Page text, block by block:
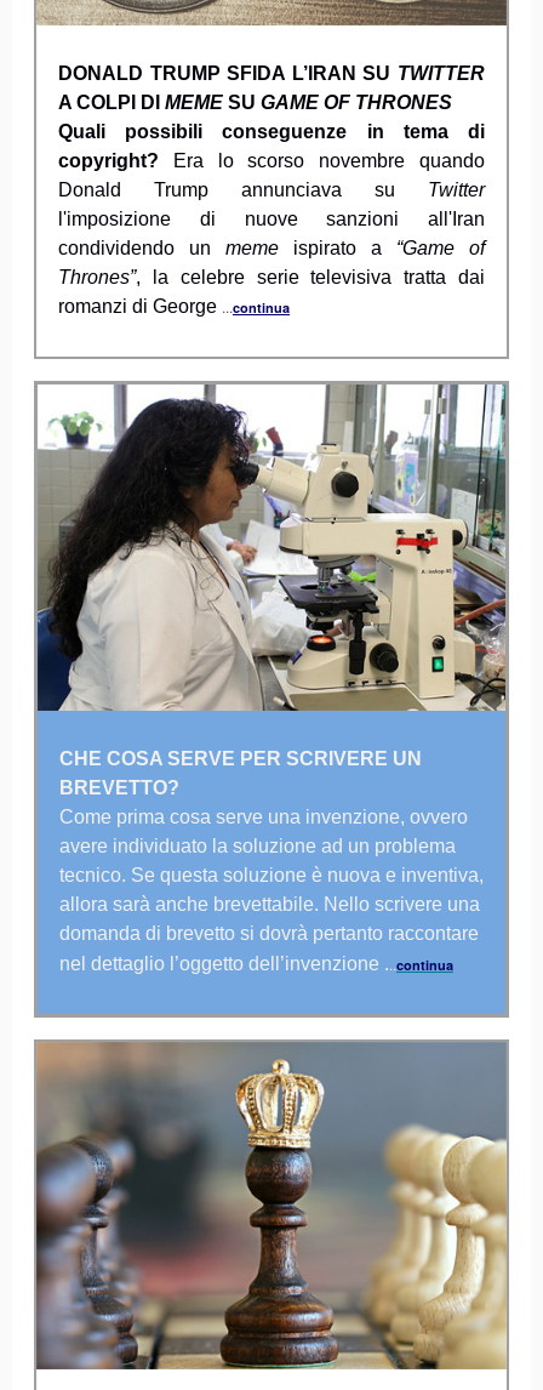
DONALD TRUMP SFIDA L’IRAN SU TWITTER
A COLPI DI MEME SU GAME OF THRONES
Quali possibili conseguenze in tema di
copyright?
Era lo scorso novembre quando
Donald Trump annunciava su Twitter
l'imposizione di nuove sanzioni all'Iran
condividendo un meme ispirato a “Game of
Thrones”, la celebre serie televisiva tratta dai
romanzi di George ...continua
CHE COSA SERVE PER SCRIVERE UN
BREVETTO?
Come prima cosa serve una invenzione, ovvero
avere individuato la soluzione ad un problema
tecnico. Se questa soluzione è nuova e inventiva,
allora sarà anche brevettabile. Nello scrivere una
domanda di brevetto si dovrà pertanto raccontare
nel dettaglio l’oggetto dell’invenzione ...continua